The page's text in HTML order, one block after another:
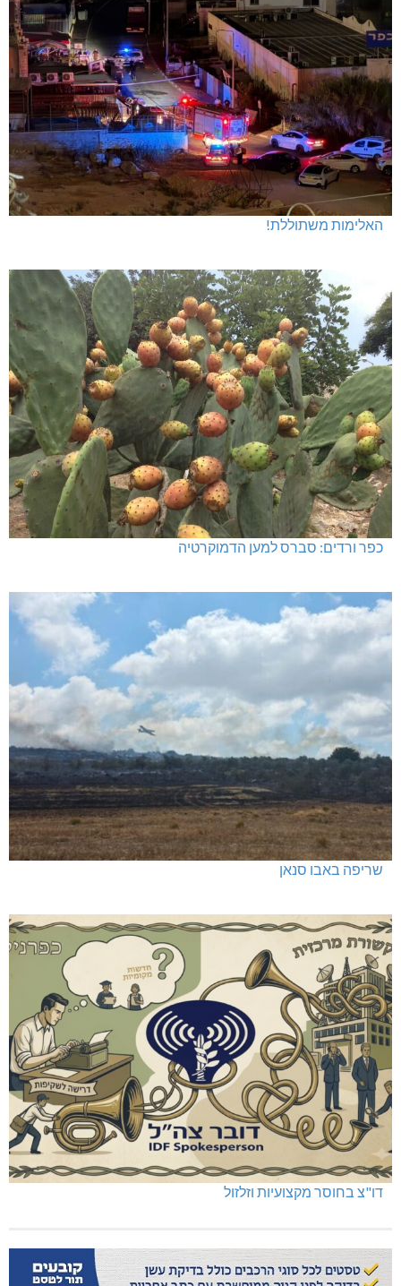
האלימות משתוללת!
כפר ורדים: סברס למען הדמוקרטיה
שריפה באבו סנאן
דו"צ בחוסר מקצועיות וזלזול